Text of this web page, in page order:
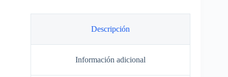
Descripción
Información adicional